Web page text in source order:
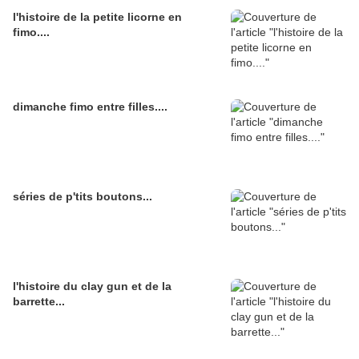
l'histoire de la petite licorne en
fimo....
dimanche fimo entre filles....
séries de p'tits boutons...
l'histoire du clay gun et de la
barrette...